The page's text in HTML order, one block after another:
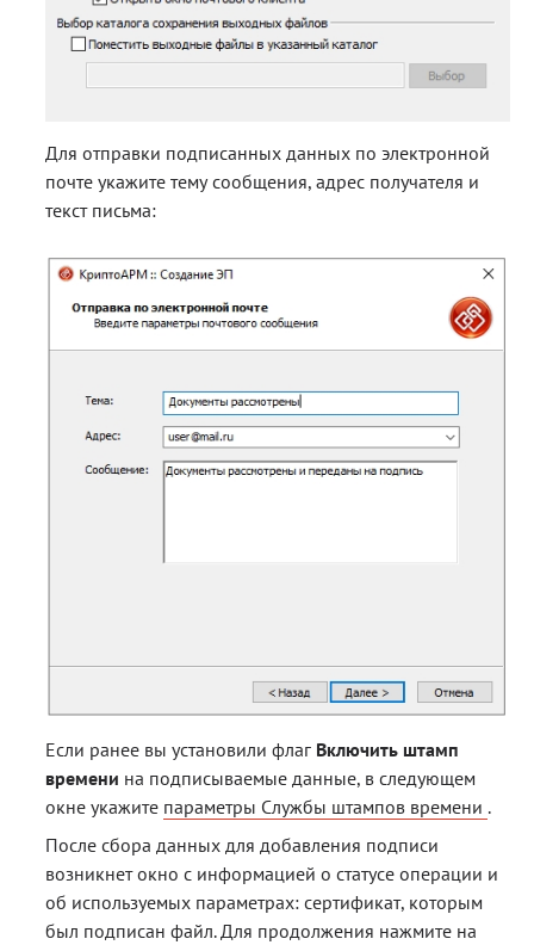
Для отправки подписанных данных по электронной
почте укажите тему сообщения, адрес получателя и
текст письма:
Если ранее вы установили флаг Включить штамп
времени на подписываемые данные, в следующем
окне укажите параметры Службы штампов времени .
После сбора данных для добавления подписи
возникнет окно с информацией о статусе операции и
об используемых параметрах: сертификат, которым
был подписан файл. Для продолжения нажмите на